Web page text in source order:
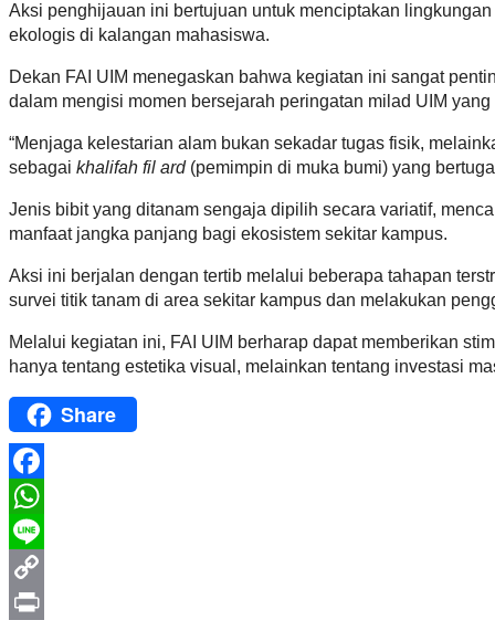
Aksi penghijauan ini bertujuan untuk menciptakan
ekologis di kalangan mahasiswa.
Dekan FAI UIM menegaskan bahwa kegiatan ini sangat
dalam mengisi momen bersejarah peringatan milad UIM
“Menjaga kelestarian alam bukan sekadar tugas fisik,
sebagai khalifah fil ard(pemimpin di muka bumi) yang
Jenis bibit yang ditanam sengaja dipilih secara variatif,
manfaat jangka panjang bagi ekosistem sekitar kampus.
Aksi ini berjalan dengan tertib melalui beberapa tahapan
survei titik tanam di area sekitar kampus dan melakukan
Melalui kegiatan ini, FAI UIM berharap dapat memberikan
hanya tentang estetika visual, melainkan tentang investasi
Share
Facebook
WhatsApp
Line
Copy